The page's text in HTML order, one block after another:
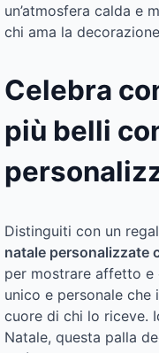
un’atmosfera calda e
chi ama la
Celebra
più belli
Distinguiti con un
natale personalizzate
per mostrare affetto e
unico e personale che
cuore di chi lo riceve.
Natale, questa palla